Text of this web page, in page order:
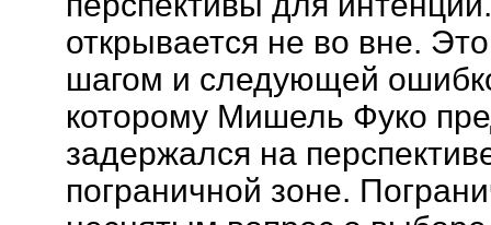
открывается не во вне.
шагом и следующей
которому Мишель Фуко
задержался на
пограничной зоне.